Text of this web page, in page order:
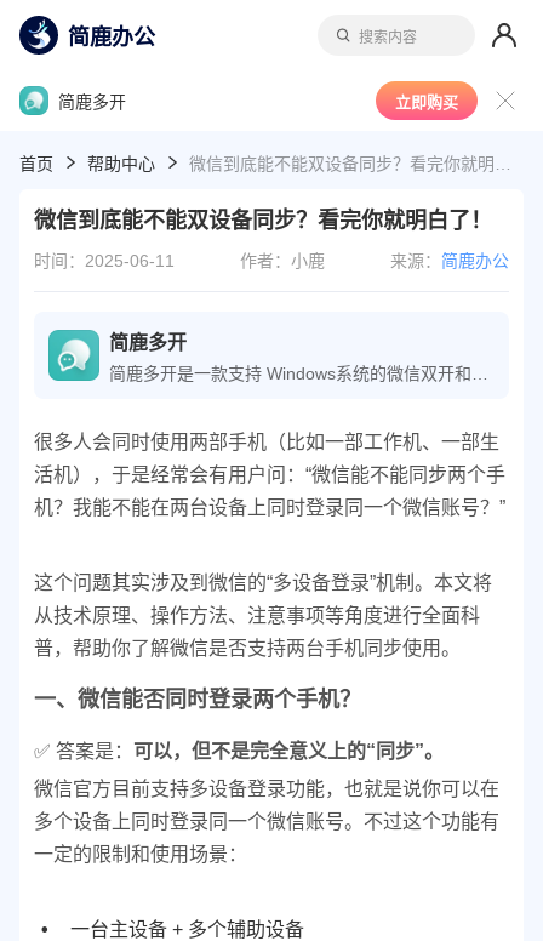
简鹿办公 搜索内容
简鹿多开 立即购买
首页 帮助中心
微信到底能不能双设备同步？看完你就明白了！
时间：2025-06-11 作者：小鹿 来源： 简鹿办公
简鹿多开
很多人会同时使用两部手机（比如一部工作机、一部生
活机），于是经常会有用户问：“微信能不能同步两个手
机？我能不能在两台设备上同时登录同一个微信账号？”
这个问题其实涉及到微信的“多设备登录”机制。本文将
从技术原理、操作方法、注意事项等角度进行全面科
普，帮助你了解微信是否支持两台手机同步使用。
一、微信能否同时登录两个手机？
✅ 答案是： 可以，但不是完全意义上的“同步”。
微信官方目前支持多设备登录功能，也就是说你可以在
多个设备上同时登录同一个微信账号。不过这个功能有
一定的限制和使用场景：
一台主设备 + 多个辅助设备